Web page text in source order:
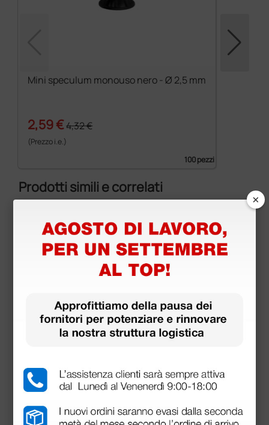
Mini speculum monouso nero - Ø 2,5 mm
2,59 €4,32 €
(Prezzo i.e.)
100 pezzi
Prodotti simili e correlati
con manico a batterie - blu
×